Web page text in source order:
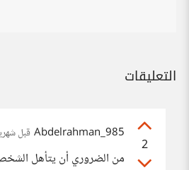
التعليقات
2
Abdelrahman_985 قبل
من الضروري أن يتأهل